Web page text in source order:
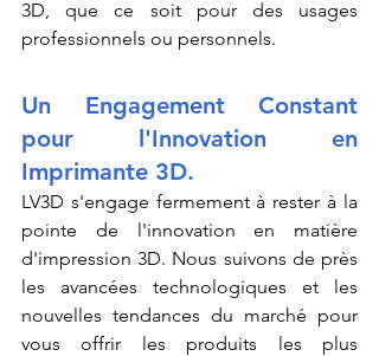
3D, que ce soit pour des usages
professionnels ou personnels.
Un Engagement Constant
pour l'Innovation en
Imprimante 3D.
LV3D s'engage fermement à rester à la
pointe de l'innovation en matière
d'impression 3D. Nous suivons de près
les avancées technologiques et les
nouvelles tendances du marché pour
vous offrir les produits les plus